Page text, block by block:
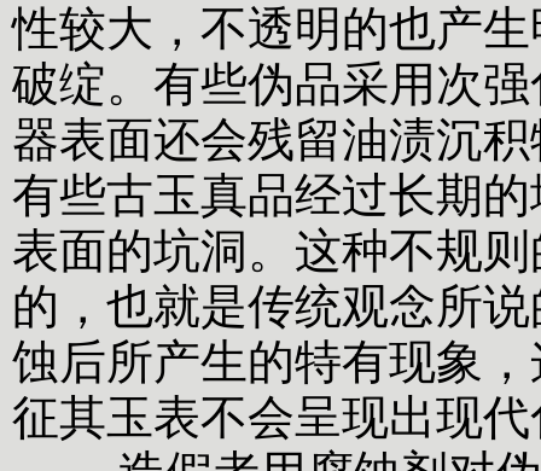
性较大，不透明的也产
破绽。有些伪品采用次
器表面还会残留油渍沉
有些古玉真品经过长期
表面的坑洞。这种不规
的，也就是传统观念所
蚀后所产生的特有现象
征其玉表不会呈现出现